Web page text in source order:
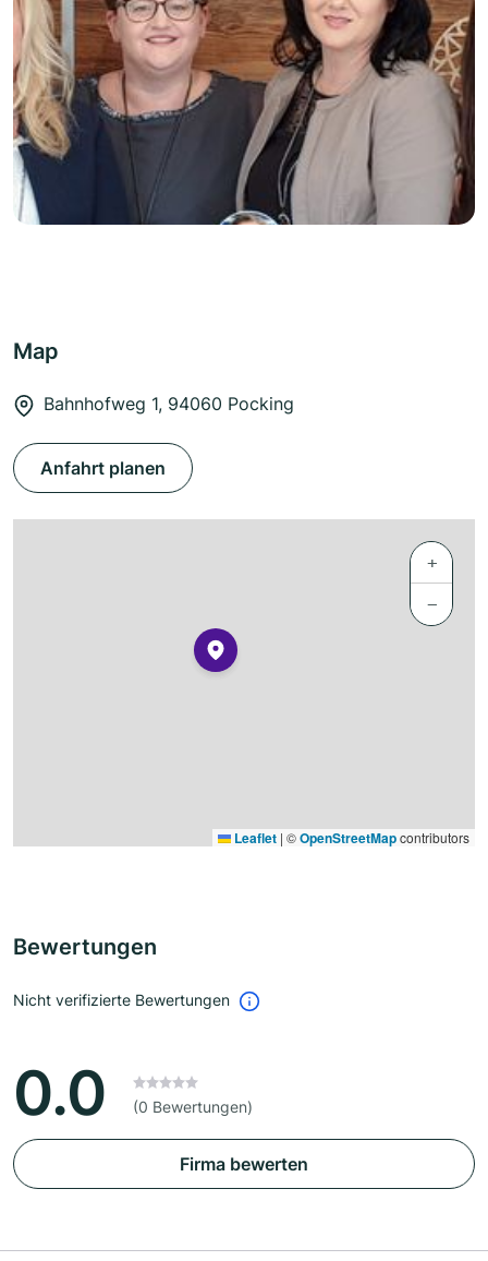
Map
Bahnhofweg 1, 94060 Pocking
Anfahrt planen
+
−
Leaflet | ©OpenStreetMapcontributors
Bewertungen
Nicht verifizierte Bewertungen
0.0 (0 Bewertungen)
Firma bewerten